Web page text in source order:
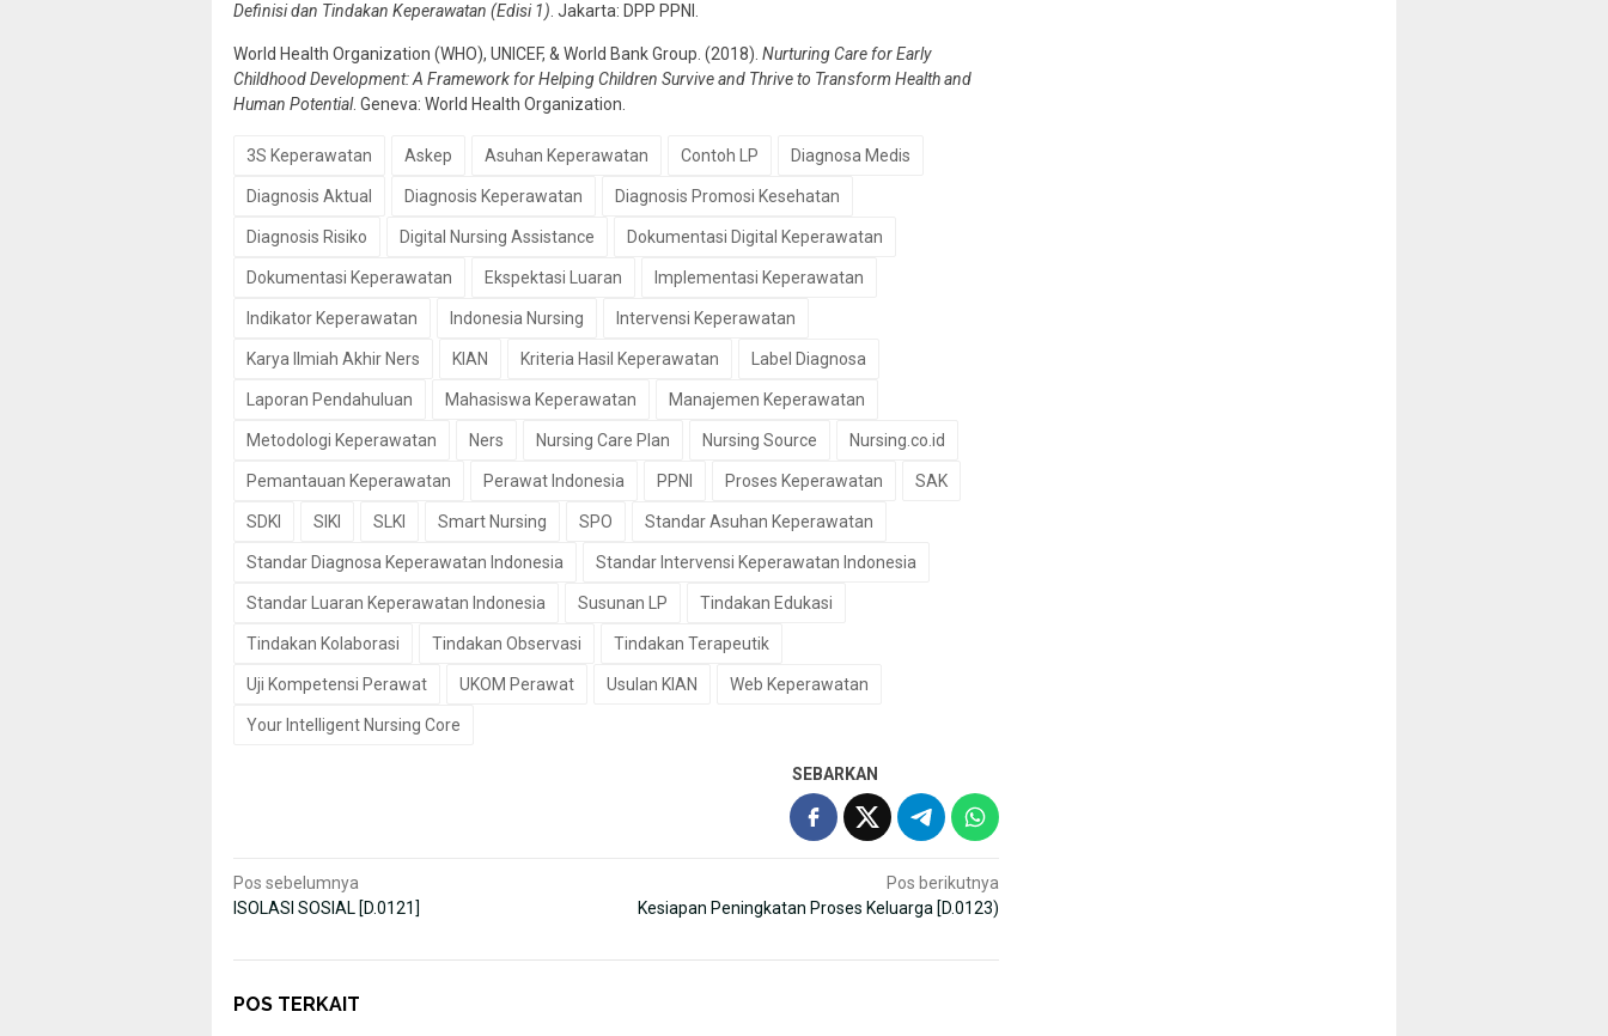
Definisi dan Tindakan Keperawatan (Edisi 1) . Jakarta: DPP PPNI.
World Health Organization (WHO), UNICEF, & World Bank Group. (2018). Nurturing Care for Early
Childhood Development: A Framework for Helping Children Survive and Thrive to Transform Health and
Human Potential. Geneva: World Health Organization.
3S Keperawatan Askep Asuhan Keperawatan Contoh LP Diagnosa Medis
Diagnosis Aktual Diagnosis Keperawatan Diagnosis Promosi Kesehatan
Diagnosis Risiko Digital Nursing Assistance Dokumentasi Digital Keperawatan
Dokumentasi Keperawatan Ekspektasi Luaran Implementasi Keperawatan
Indikator Keperawatan Indonesia Nursing Intervensi Keperawatan
Karya Ilmiah Akhir Ners KIAN Kriteria Hasil Keperawatan Label Diagnosa
Laporan Pendahuluan Mahasiswa Keperawatan Manajemen Keperawatan
Metodologi Keperawatan Ners Nursing Care Plan Nursing Source Nursing.co.id
Pemantauan Keperawatan Perawat Indonesia PPNI Proses Keperawatan SAK
SDKI SIKI SLKI Smart Nursing SPO Standar Asuhan Keperawatan
Standar Diagnosa Keperawatan Indonesia Standar Intervensi Keperawatan Indonesia
Standar Luaran Keperawatan Indonesia Susunan LP Tindakan Edukasi
Tindakan Kolaborasi Tindakan Observasi Tindakan Terapeutik
Uji Kompetensi Perawat UKOM Perawat Usulan KIAN Web Keperawatan
Your Intelligent Nursing Core
SEBARKAN
Navigasi
pos
Pos sebelumnya
ISOLASI SOSIAL [D.0121]
Pos berikutnya
Kesiapan Peningkatan Proses Keluarga [D.0123)
POS TERKAIT